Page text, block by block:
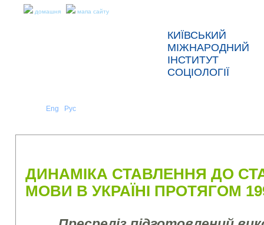
домашня мапа сайту
КИЇВСЬКИЙ
МІЖНАРОДНИЙ
ІНСТИТУТ
СОЦІОЛОГІЇ
Eng Рус
ДИНАМІКА СТАВЛЕННЯ ДО
МОВИ В УКРАЇНІ ПРОТЯГОМ